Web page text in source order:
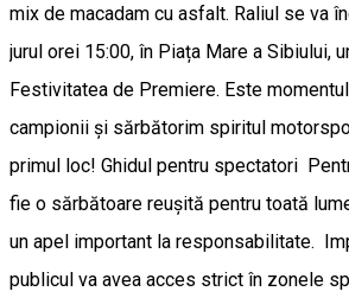
mix de macadam cu asfalt. ​Raliul se va
jurul orei 15:00, în Piața Mare a Sibiului,
Festivitatea de Premiere. Este
campionii și sărbătorim spiritul
primul loc! Ghidul pentru spectatori
fie o sărbătoare reușită pentru toată
un apel important la responsabilitate.
publicul va avea acces strict în zonele